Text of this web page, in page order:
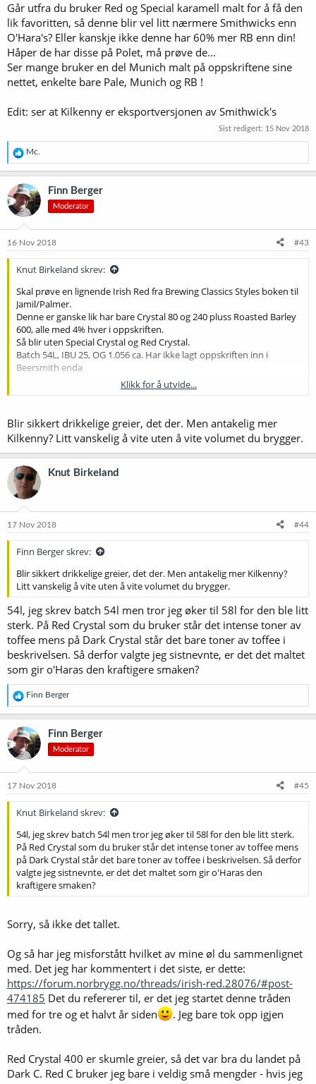
Går utfra du bruker Red og Special karamell malt for å få den
lik favoritten, så denne blir vel litt nærmere Smithwicks enn
O'Hara's? Eller kanskje ikke denne har 60% mer RB enn din!
Håper de har disse på Polet, må prøve de...
Ser mange bruker en del Munich malt på oppskriftene sine
nettet, enkelte bare Pale, Munich og RB !
Edit: ser at Kilkenny er eksportversjonen av Smithwick's
Sist redigert: 15 Nov 2018
R
e
a
k
s
j
o
e
Mc.
Finn Berger
Moderator
16 Nov 2018 #43
Knut Birkeland skrev:
Skal prøve en lignende Irish Red fra Brewing Classics Styles boken til
Jamil/Palmer.
Denne er ganske lik har bare Crystal 80 og 240 pluss Roasted Barley
600, alle med 4% hver i oppskriften.
Så blir uten Special Crystal og Red Crystal.
Batch 54L, IBU 25, OG 1.056 ca. Har ikke lagt oppskriften inn i
Beersmith enda
Oversatt til norsk og omregnet for EBC blir det da
0,64 kg Cara Red 50 Thomas Fawcett
0,32 kg Dark Crystal 300 Thomas Fawcett
0,16 kg Roasted Barley (RB) 1450
Går utfra du bruker Red og Special karamell malt for å få den lik
favoritten, så denne blir vel litt nærmere Smithwicks enn O'Hara's?
Eller kanskje ikke denne har 60% mer RB enn din!
Ser mange bruker en del Munich malt på oppskriftene sine nettet,
Edit: ser at Kilkenny er eksportversjonen av Smithwick's
Klikk for å utvide...
Blir sikkert drikkelige greier, det der. Men antakelig mer
Kilkenny? Litt vanskelig å vite uten å vite volumet du brygger.
Knut Birkeland
17 Nov 2018 #44
Finn Berger skrev:
Blir sikkert drikkelige greier, det der. Men antakelig mer Kilkenny?
Litt vanskelig å vite uten å vite volumet du brygger.
54l, jeg skrev batch 54l men tror jeg øker til 58l for den ble litt
sterk. På Red Crystal som du bruker står det intense toner av
toffee mens på Dark Crystal står det bare toner av toffee i
beskrivelsen. Så derfor valgte jeg sistnevnte, er det det maltet
som gir o'Haras den kraftigere smaken?
R
e
a
k
s
j
o
e
Finn Berger
Finn Berger
Moderator
17 Nov 2018 #45
Knut Birkeland skrev:
54l, jeg skrev batch 54l men tror jeg øker til 58l for den ble litt sterk.
På Red Crystal som du bruker står det intense toner av toffee mens
på Dark Crystal står det bare toner av toffee i beskrivelsen. Så derfor
valgte jeg sistnevnte, er det det maltet som gir o'Haras den
kraftigere smaken?
Sorry, så ikke det tallet.
Og så har jeg misforstått hvilket av mine øl du sammenlignet
med. Det jeg har kommentert i det siste, er dette:
https://forum.norbrygg.no/threads/irish-red.28076/#post-
474185 Det du refererer til, er det jeg startet denne tråden
med for tre og et halvt år siden
. Jeg bare tok opp igjen
tråden.
Red Crystal 400 er skumle greier, så det var bra du landet på
Dark C. Red C bruker jeg bare i veldig små mengder - hvis jeg